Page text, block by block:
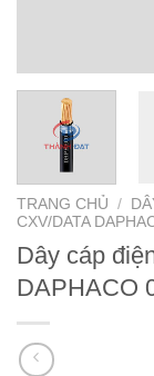
TRANG CHỦ /
CXV/DATA
Dây cáp
DAPHACO